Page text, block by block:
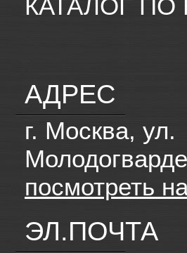
КАТАЛОГ
АДРЕС
г. Москва, ул.
посмотреть
ЭЛ.ПОЧТА